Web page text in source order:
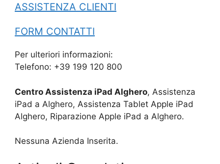
ASSISTENZA CLIENTI
FORM CONTATTI
Per ulteriori informazioni:
Telefono: +39 199 120 800
Centro Assistenza iPad Alghero, Assistenza
iPad a Alghero, Assistenza Tablet Apple iPad
Alghero, Riparazione Apple iPad a Alghero.
Nessuna Azienda Inserita.